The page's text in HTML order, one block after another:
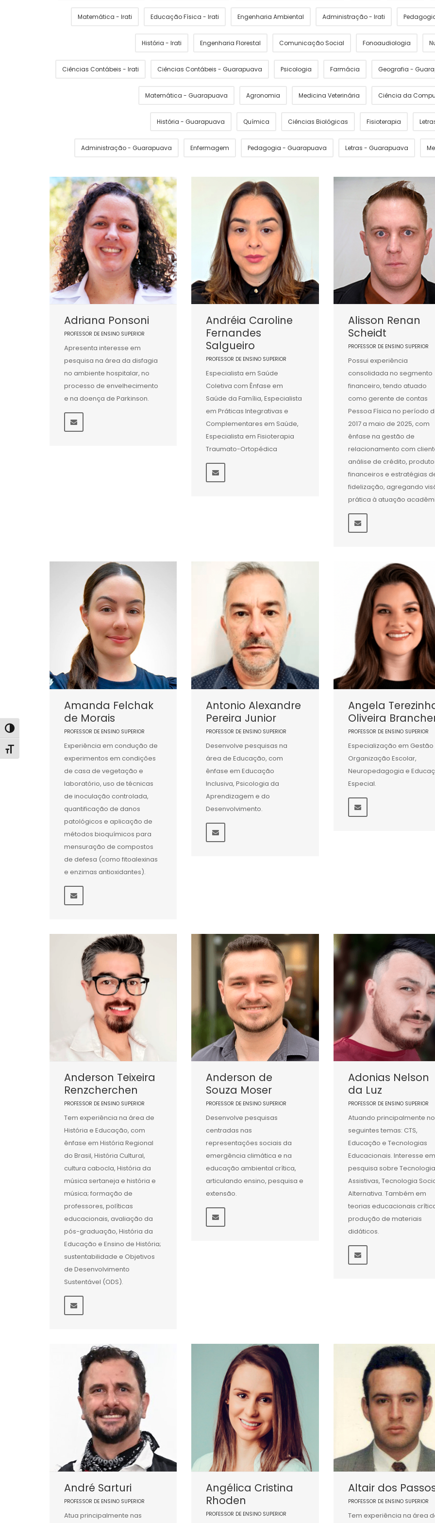
Alternar alto contraste
Alternar tamanho da fonte
Matemática - Irati Educação Física - Irati Engenharia Ambiental Administração - Irati
História - Irati Engenharia Florestal Comunicação Social Fonoaudiologia
Ciências Contábeis - Irati Ciências Contábeis - Guarapuava Psicologia Farmácia Geografia -
Matemática - Guarapuava Agronomia Medicina Veterinária Ciência da
História - Guarapuava Química Ciências Biológicas Fisioterapia
Administração - Guarapuava Enfermagem Pedagogia - Guarapuava Letras - Guarapuava
Adriana Ponsoni
PROFESSOR DE ENSINO SUPERIOR
Apresenta interesse em
pesquisa na área da disfagia
no ambiente hospitalar, no
processo de envelhecimento
e na doença de Parkinson.
Andréia Caroline
Fernandes
Salgueiro
PROFESSOR DE ENSINO SUPERIOR
Especialista em Saúde
Coletiva com Ênfase em
Saúde da Família, Especialista
em Práticas Integrativas e
Complementares em Saúde,
Especialista em Fisioterapia
Traumato-Ortopédica
Alisson Renan
Scheidt
PROFESSOR DE ENSINO SUPERIOR
Possui experiência
consolidada no segmento
financeiro, tendo atuado
como gerente de contas
Pessoa Física no período
2017 a maio de 2025, com
ênfase na gestão de
relacionamento com
análise de crédito,
financeiros e estratégias
fidelização, agregando
prática à atuação
Amanda Felchak
de Morais
PROFESSOR DE ENSINO SUPERIOR
Experiência em condução de
experimentos em condições
de casa de vegetação e
laboratório, uso de técnicas
de inoculação controlada,
quantificação de danos
patológicos e aplicação de
métodos bioquímicos para
mensuração de compostos
de defesa (como fitoalexinas
e enzimas antioxidantes).
Antonio Alexandre
Pereira Junior
PROFESSOR DE ENSINO SUPERIOR
Desenvolve pesquisas na
área de Educação, com
ênfase em Educação
Inclusiva, Psicologia da
Aprendizagem e do
Desenvolvimento.
Angela
Oliveira
PROFESSOR DE ENSINO SUPERIOR
Especialização em Gestão
Organização Escolar,
Neuropedagogia e
Especial.
Anderson Teixeira
Renzcherchen
PROFESSOR DE ENSINO SUPERIOR
Tem experiência na área de
História e Educação, com
ênfase em História Regional
do Brasil, História Cultural,
cultura cabocla, História da
música sertaneja e história e
música; formação de
professores, políticas
educacionais, avaliação da
pós-graduação, História da
Educação e Ensino de História;
sustentabilidade e Objetivos
de Desenvolvimento
Sustentável (ODS).
Anderson de
Souza Moser
PROFESSOR DE ENSINO SUPERIOR
Desenvolve pesquisas
centradas nas
representações sociais da
emergência climática e na
educação ambiental crítica,
articulando ensino, pesquisa e
extensão.
Adonias Nelson
da Luz
PROFESSOR DE ENSINO SUPERIOR
Atuando principalmente
seguintes temas: CTS,
Educação e Tecnologias
Educacionais. Interesse em
pesquisa sobre
Assistivas, Tecnologia
Alternativa. Também em
teorias educacionais
produção de materiais
didáticos.
André Sarturi
PROFESSOR DE ENSINO SUPERIOR
Atua principalmente nas
Angélica Cristina
Rhoden
PROFESSOR DE ENSINO SUPERIOR
Altair dos
PROFESSOR DE ENSINO SUPERIOR
Tem experiência na área